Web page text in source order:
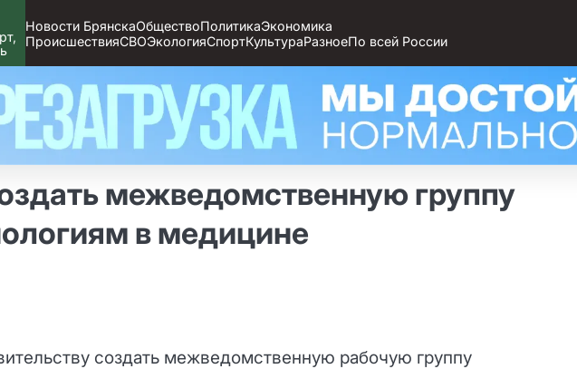
Новости БрянскаОбществоПолитикаЭкономика
ПроисшествияСВОЭкологияСпортКультураРазноеПо всей России
межведомственную группу
в медицине
создать межведомственную рабочую группу